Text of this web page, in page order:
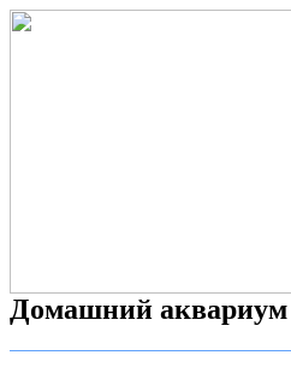
Домашний аквариум